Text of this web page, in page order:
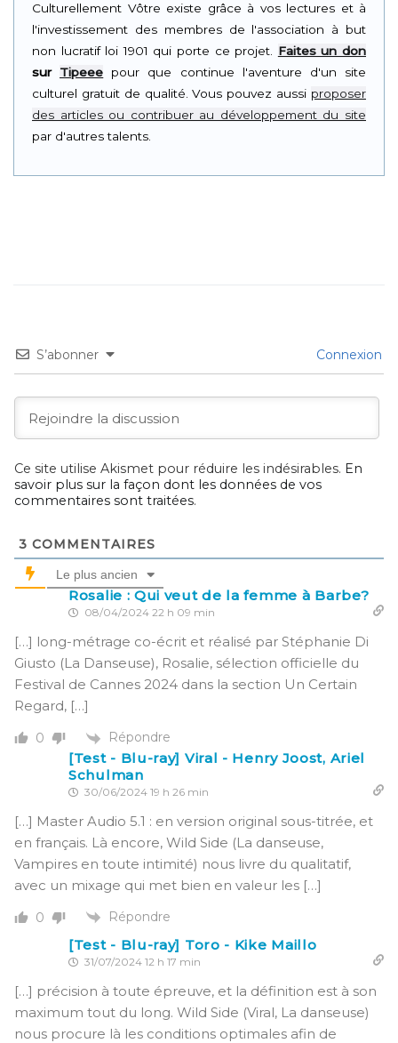
Culturellement Vôtre existe grâce à vos lectures et à
l'investissement des membres de l'association à but
non lucratif loi 1901 qui porte ce projet. Faites un don
sur Tipeee pour que continue l'aventure d'un site
culturel gratuit de qualité. Vous pouvez aussi proposer
des articles ou contribuer au développement du site
par d'autres talents.
S’abonner Connexion
Ce site utilise Akismet pour réduire les indésirables. En
savoir plus sur la façon dont les données de vos
commentaires sont traitées.
3 COMMENTAIRES
Le plus ancien
Rosalie : Qui veut de la femme à Barbe?
08/04/2024 22 h 09 min
[…] long-métrage co-écrit et réalisé par Stéphanie Di
Giusto (La Danseuse), Rosalie, sélection officielle du
Festival de Cannes 2024 dans la section Un Certain
Regard, […]
0 Répondre
[Test - Blu-ray] Viral - Henry Joost, Ariel
Schulman
30/06/2024 19 h 26 min
[…] Master Audio 5.1 : en version original sous-titrée, et
en français. Là encore, Wild Side (La danseuse,
Vampires en toute intimité) nous livre du qualitatif,
avec un mixage qui met bien en valeur les […]
0 Répondre
[Test - Blu-ray] Toro - Kike Maillo
31/07/2024 12 h 17 min
[…] précision à toute épreuve, et la définition est à son
maximum tout du long. Wild Side (Viral, La danseuse)
nous procure là les conditions optimales afin de